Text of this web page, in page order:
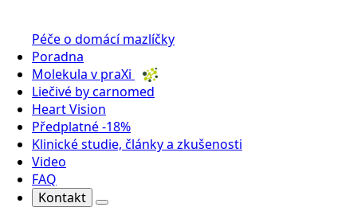
Péče o domácí mazlíčky
Poradna
Molekula v praXi
Liečivé by carnomed
Heart Vision
Předplatné -18%
Klinické studie, články a zkušenosti
Video
FAQ
Kontakt